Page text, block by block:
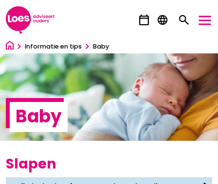
Ga direct naar inhoud
Informatie en tips Baby
Baby
Slapen